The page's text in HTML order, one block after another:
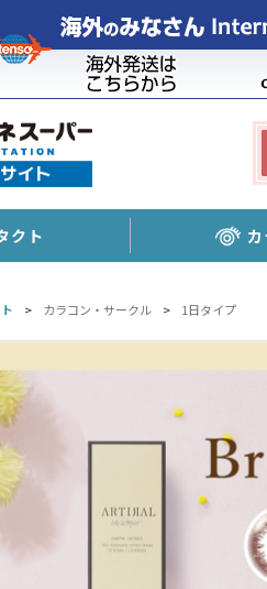
クト
> カラコン・サークル > 1日タイプ